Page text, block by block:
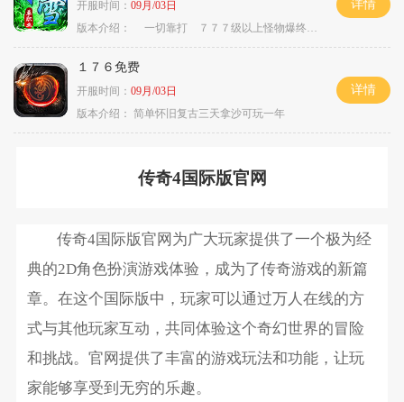
开服时间： 09月/03日
版本介绍：
一切靠打 ７７７级以上怪物爆终极
详情
１７６免费
开服时间： 09月/03日
版本介绍： 简单怀旧复古三天拿沙可玩一年
详情
传奇4国际版官网
传奇4国际版官网为广大玩家提供了一个极为经
典的2D角色扮演游戏体验，成为了传奇游戏的新篇
章。在这个国际版中，玩家可以通过万人在线的方
式与其他玩家互动，共同体验这个奇幻世界的冒险
和挑战。官网提供了丰富的游戏玩法和功能，让玩
家能够享受到无穷的乐趣。